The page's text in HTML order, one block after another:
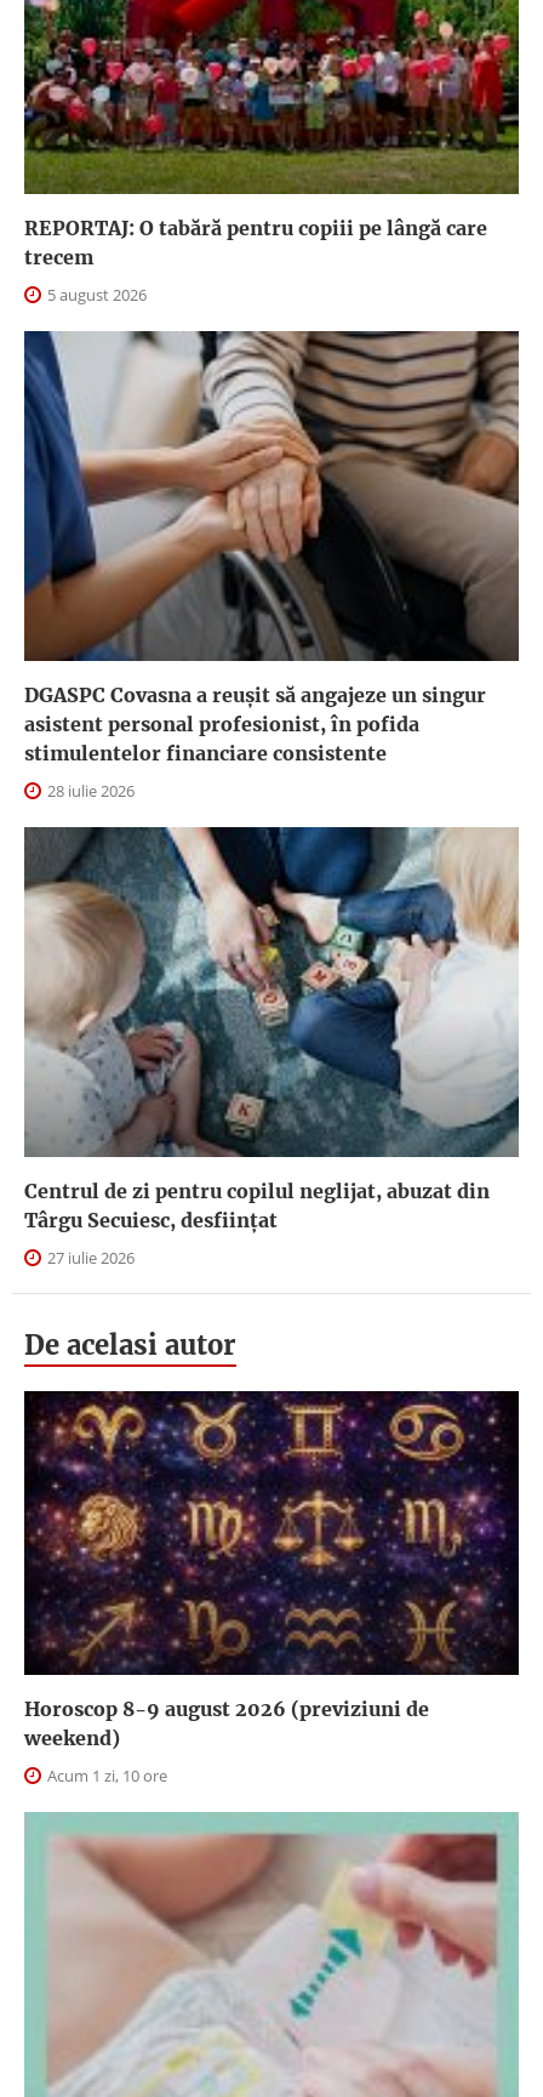
REPORTAJ: O tabără pentru copiii pe lângă care
trecem
5 august 2026
DGASPC Covasna a reuşit să angajeze un singur
asistent personal profesionist, în pofida
stimulentelor financiare consistente
28 iulie 2026
Centrul de zi pentru copilul neglijat, abuzat din
Târgu Secuiesc, desfiinţat
27 iulie 2026
De acelasi autor
Horoscop 8-9 august 2026 (previziuni de
weekend)
Acum 1 zi, 10 ore